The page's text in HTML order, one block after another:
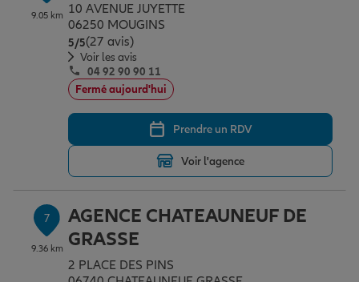
9.05 km 10 AVENUE JUYETTE
06250 MOUGINS
5/5Note de 5 sur 5
(27 avis)
Voir les avis
04 92 90 90 11
Fermé aujourd'hui
Prendre un RDV
Voir l'agence
7
9.36 km
AGENCE CHATEAUNEUF DE
GRASSE
2 PLACE DES PINS